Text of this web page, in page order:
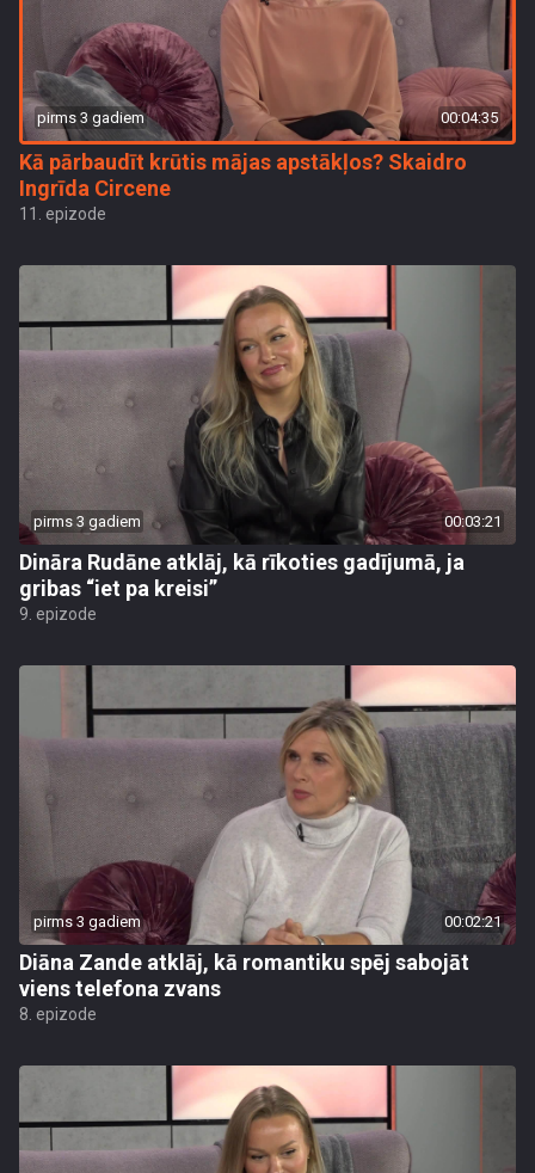
pirms 3 gadiem 00:04:35
Kā pārbaudīt krūtis mājas apstākļos? Skaidro
Ingrīda Circene
11. epizode
pirms 3 gadiem 00:03:21
Dināra Rudāne atklāj, kā rīkoties gadījumā, ja
gribas “iet pa kreisi”
9. epizode
pirms 3 gadiem 00:02:21
Diāna Zande atklāj, kā romantiku spēj sabojāt
viens telefona zvans
8. epizode